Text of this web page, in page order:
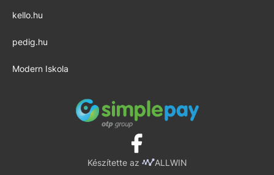
kello.hu
pedig.hu
Modern Iskola
Készítette az ALLWIN